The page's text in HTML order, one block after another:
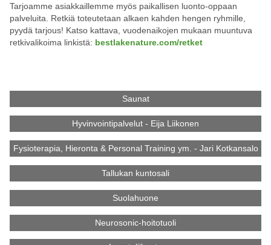
Tarjoamme asiakkaillemme myös paikallisen luonto-oppaan
palveluita. Retkiä toteutetaan alkaen kahden hengen ryhmille,
pyydä tarjous! Katso kattava, vuodenaikojen mukaan muuntuva
retkivalikoima linkistä: bestlakenature.com/retket
Saunat
Hyvinvointipalvelut - Eija Liikonen
Fysioterapia, Hieronta & Personal Training ym. - Jari Kotkansalo
Tallukan kuntosali
Suolahuone
Neurosonic-hoitotuoli